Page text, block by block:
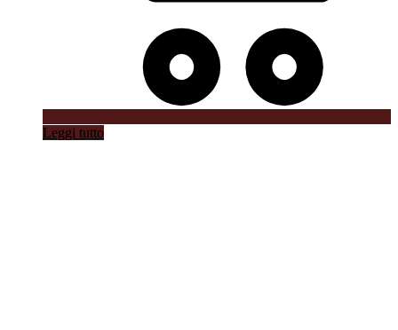
Leggi tutto